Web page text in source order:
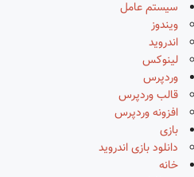
سیستم عامل
ویندوز
اندروید
لینوکس
وردپرس
قالب وردپرس
افزونه وردپرس
بازی
دانلود بازی اندروید
خانه